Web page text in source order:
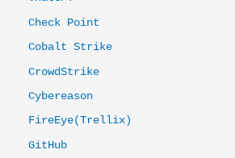
Check Point
Cobalt Strike
CrowdStrike
Cybereason
FireEye(Trellix)
GitHub